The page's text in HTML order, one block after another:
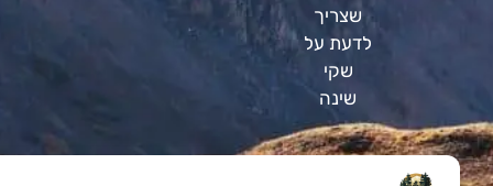
שצריך
לדעת על
שינה